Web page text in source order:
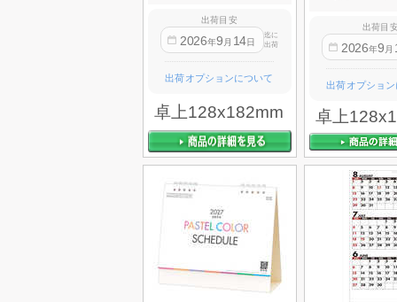
出荷目安
2026年9 月 14日
迄に
出荷
出荷オプションについて
卓上128x182mm
出荷目
2026年9 月
出荷オプショ
卓上